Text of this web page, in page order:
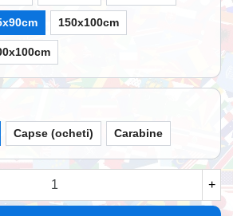
150x100cm
Capse (ocheti) Carabine
+